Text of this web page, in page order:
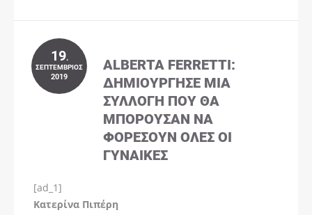
19.
ΣΕΠΤΈΜΒΡΙΟΣ
2019
ALBERTA FERRETTI:
ΔΗΜΙΟΎΡΓΗΣΕ ΜΊΑ
ΣΥΛΛΟΓΉ ΠΟΥ ΘΑ
ΜΠΟΡΟΎΣΑΝ ΝΑ
ΦΟΡΈΣΟΥΝ ΌΛΕΣ ΟΙ
ΓΥΝΑΊΚΕΣ
[ad_1]
Kατερίνα Πιπέρη